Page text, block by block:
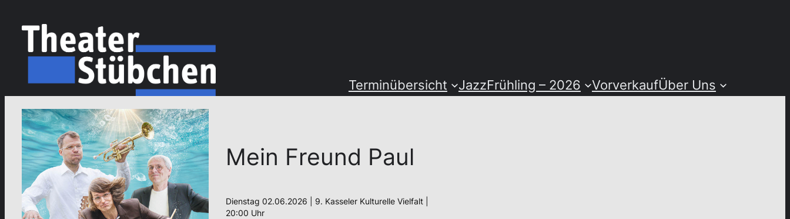
Terminübersicht JazzFrühling – 2026 VorverkaufÜber Uns
Mein Freund Paul
Dienstag 02.06.2026 | 9. Kasseler Kulturelle Vielfalt |
20:00 Uhr